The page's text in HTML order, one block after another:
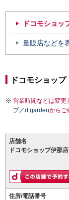
ドコモショッ
量販店などを
ドコモショップ
営業時間などは変更
プ／d gardenからご
店舗名
ドコモショップ伊那店
住所/電話番号